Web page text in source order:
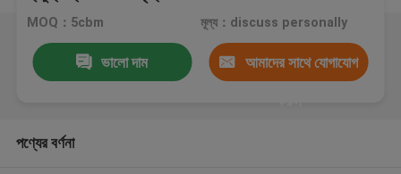
MOQ：5cbm মূল্য：discuss personally
ভালো দাম আমাদের সাথে যোগাযোগ
পণ্যের বর্ণনা